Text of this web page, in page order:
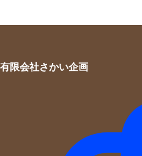
有限会社さかい企画